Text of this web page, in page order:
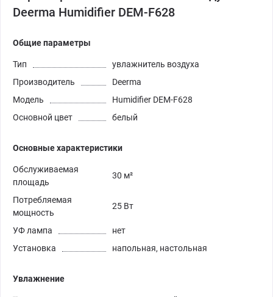
Deerma Humidifier DEM-F628
Общие параметры
Тип
увлажнитель воздуха
Производитель
Deerma
Модель
Humidifier DEM-F628
Основной цвет
белый
Основные характеристики
Обслуживаемая
площадь
30 м²
Потребляемая
мощность
25 Вт
УФ лампа
нет
Установка
напольная, настольная
Увлажнение